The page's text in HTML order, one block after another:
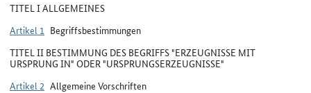
TITEL I ALLGEMEINES
Artikel 1 Begriffsbestimmungen
TITEL II BESTIMMUNG DES BEGRIFFS "ERZEUGNISSE MIT
URSPRUNG IN" ODER "URSPRUNGSERZEUGNISSE"
Artikel 2 Allgemeine Vorschriften